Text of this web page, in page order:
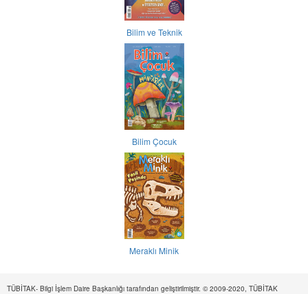
Bilim ve Teknik
Bilim Çocuk
Meraklı Minik
TÜBİTAK- Bilgi İşlem Daire Başkanlığı tarafından geliştirilmiştir. © 2009-2020, TÜBİTAK